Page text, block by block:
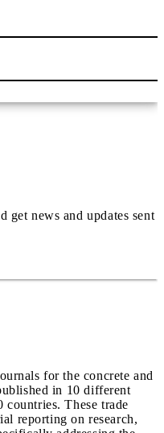
get news and updates sent
for the concrete and
in 10 different
countries. These trade
reporting on research,